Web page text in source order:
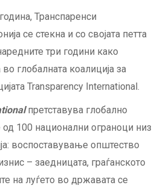
Транспаренси
се стекна и со својата петта
три години како
глобалната коалиција за
Transparency International.
претставува глобално
100 национални ограноци низ
воспоставување општество
– заедницата, граѓанското
на луѓето во државата се